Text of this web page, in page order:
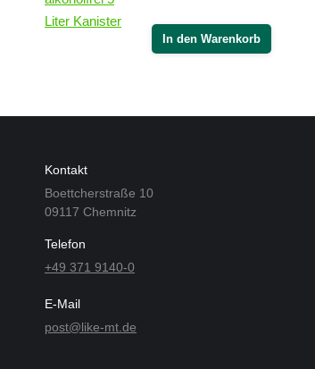
In den Warenkorb
Kontakt
Boettcherstraße 10
09117 Chemnitz
Telefon
+49 371 9140-0
E-Mail
post@like-mt.de